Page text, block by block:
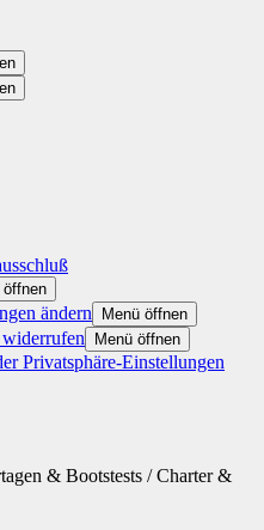
öffnen
ändern Menü öffnen
Menü öffnen
Privatsphäre-Einstellungen
& Bootstests / Charter &